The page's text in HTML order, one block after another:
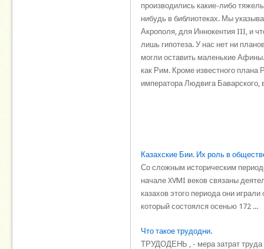
производились какие-либо
нибудь в библиотеках. Мы
Акрополя, для Иннокентия III, и
лишь гипотеза. У нас нет ни
могли оставить маленькие
как Рим. Кроме известного
императора Людвига Баварского,
Казахские Бии. Их роль в
Со сложным историческим
начале XVMI веков связаны
казахов этого периода они
который состоялся осенью 172 ...
Что такое трудодни.
ТРУДОДЕНЬ , - мера затрат труда